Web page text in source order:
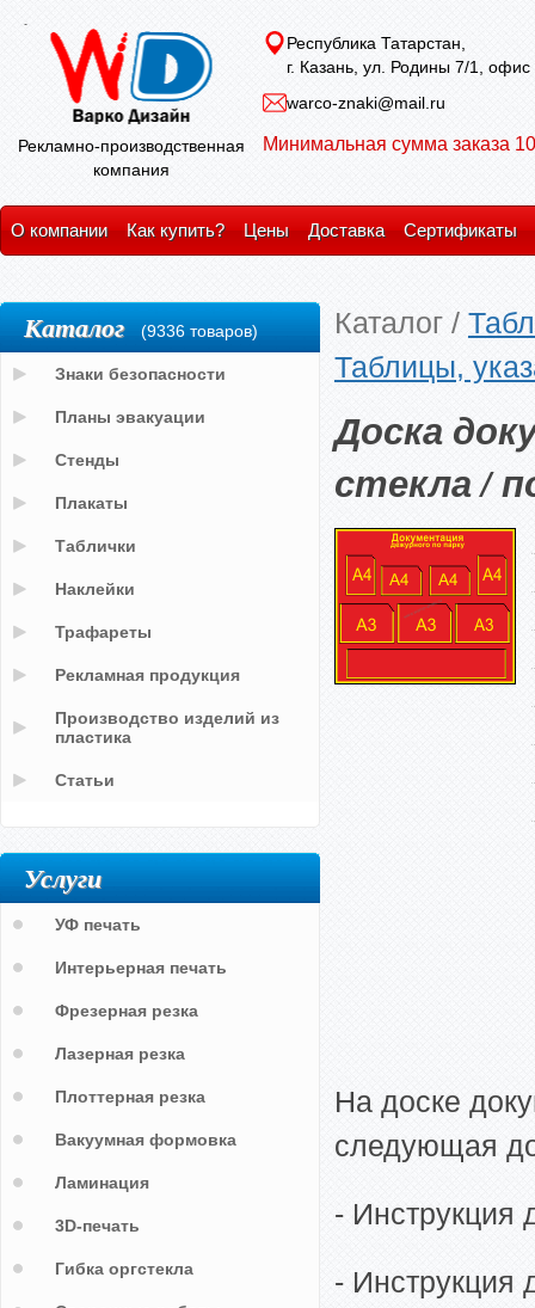
Рекламно-производственная
компания
Республика Татарстан,
г. Казань, ул. Родины 7/1, офис
warco-znaki@mail.ru
Минимальная сумма заказа
О компании Как купить? Цены Доставка Сертификаты
Каталог /
Таблицы,
Доска
стекла /
На доске
следующая
- Инструкция
- Инструкция
Каталог (9336 товаров)
Знаки безопасности
Планы эвакуации
Стенды
Плакаты
Таблички
Наклейки
Трафареты
Рекламная продукция
Производство изделий из
пластика
Статьи
Услуги
УФ печать
Интерьерная печать
Фрезерная резка
Лазерная резка
Плоттерная резка
Вакуумная формовка
Ламинация
3D-печать
Гибка оргстекла